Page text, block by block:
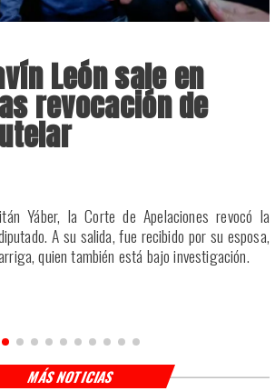
León sale en
revocación de
Yáber, la Corte de Apelaciones revocó la
A su salida, fue recibido por su esposa,
quien también está bajo investigación.
MÁS NOTICIAS